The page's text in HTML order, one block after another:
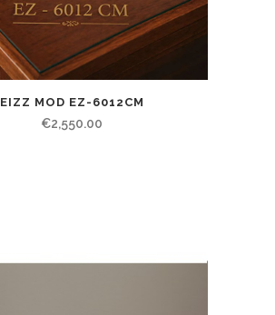
EIZZ MOD EZ-6012CM
€2,550.00